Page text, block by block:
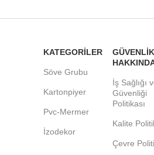
KATEGORİLER
Söve Grubu
Kartonpiyer
Pvc-Mermer
İzodekor
GÜVENLİK
İş Sağlığı
Güvenliği
Politikası
Kalite
Çevre